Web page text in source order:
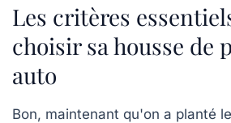
Les critères
choisir sa housse de
auto
Bon, maintenant qu'on a planté